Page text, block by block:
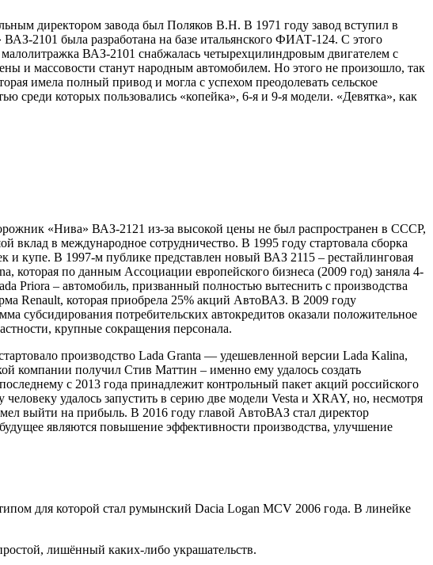
директором завода был Поляков В.Н. В 1971 году завод вступил в
2101 была разработана на базе итальянского ФИАТ-124. С этого
ВАЗ-2101 снабжалась четырехцилиндровым двигателем с
и массовости станут народным автомобилем. Но этого не произошло, так
имела полный привод и могла с успехом преодолевать сельское
среди которых пользовались «копейка», 6-я и 9-я модели. «Девятка», как
«Нива» ВАЗ-2121 из-за высокой цены не был распространен в СССР,
в международное сотрудничество. В 1995 году стартовала сборка
и купе. В 1997-м публике представлен новый ВАЗ 2115 – рестайлинговая
по данным Ассоциации европейского бизнеса (2009 год) заняла 4-
Priora – автомобиль, призванный полностью вытеснить с производства
Renault, которая приобрела 25% акций АвтоВАЗ. В 2009 году
субсидирования потребительских автокредитов оказали положительное
крупные сокращения персонала.
производство Lada Granta — удешевленной версии Lada Kalina,
компании получил Стив Маттин – именно ему удалось создать
с 2013 года принадлежит контрольный пакет акций российского
удалось запустить в серию две модели Vesta и XRAY, но, несмотря
выйти на прибыль. В 2016 году главой АвтоВАЗ стал директор
являются повышение эффективности производства, улучшение
для которой стал румынский Dacia Logan MCV 2006 года. В линейке
лишённый каких-либо украшательств.